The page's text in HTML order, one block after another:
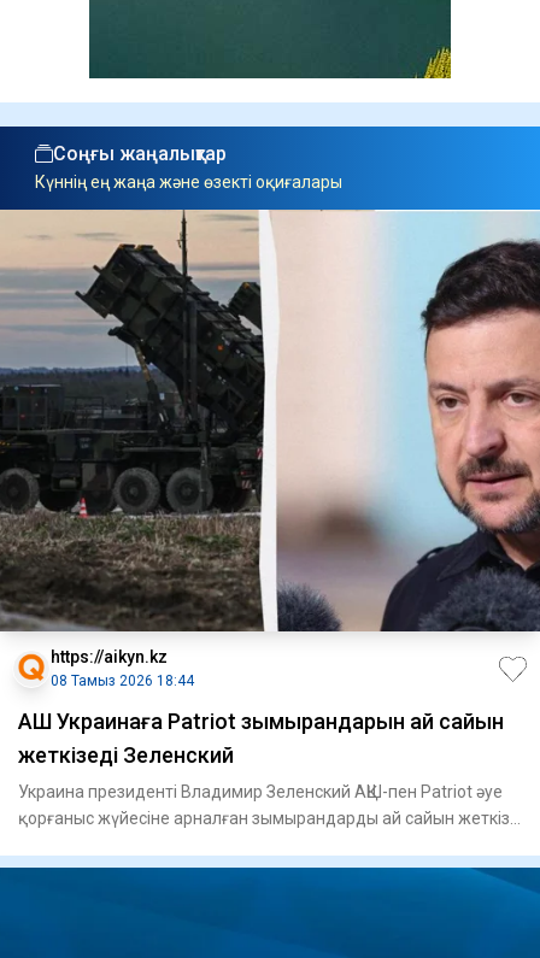
Соңғы жаңалықтар
Күннің ең жаңа және өзекті оқиғалары
https://aikyn.kz
08 Тамыз 2026 18:44
АҚШ Украинаға Patriot зымырандарын ай сайын
жеткізеді Зеленский
Украина президенті Владимир Зеленский АҚШ-пен Patriot әуе
қорғаныс жүйесіне арналған зымырандарды ай сайын жеткізу